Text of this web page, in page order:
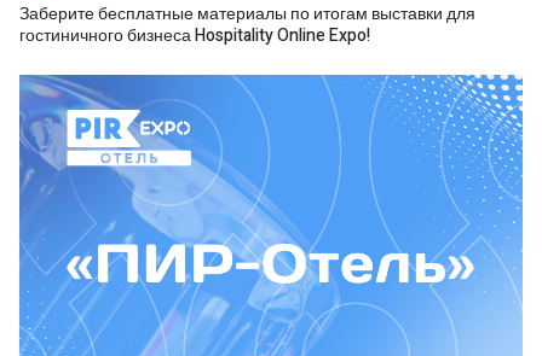
Заберите бесплатные материалы по итогам выставки для
гостиничного бизнеса Hospitality Online Expo!